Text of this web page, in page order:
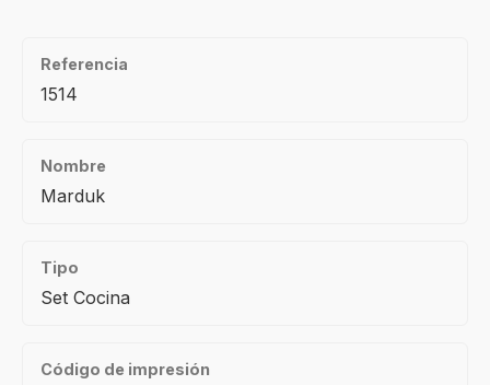
Referencia
1514
Nombre
Marduk
Tipo
Set Cocina
Código de impresión